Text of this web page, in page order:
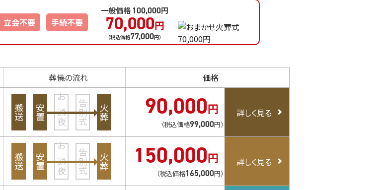
立会不要 手続不要
一般価格 100,000円
70,000円
（税込価格77,000円）
葬儀の流れ 価格
搬送 安置 お通夜 告別式 火葬 90,000円
（税込価格99,000円）
搬送 安置 お通夜 告別式 火葬 150,000円
（税込価格165,000円）